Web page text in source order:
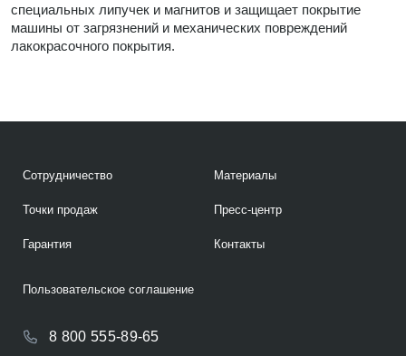
специальных липучек и магнитов и защищает покрытие
машины от загрязнений и механических повреждений
лакокрасочного покрытия.
Сотрудничество
Точки продаж
Гарантия
Материалы
Пресс-центр
Контакты
8 800 555-89-65
Пользовательское соглашение